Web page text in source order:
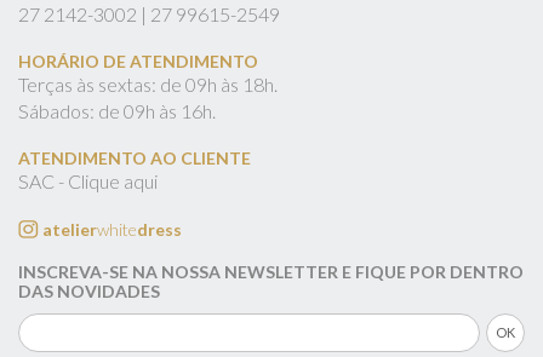
27 2142-3002 | 27 99615-2549
HORÁRIO DE ATENDIMENTO
Terças às sextas: de 09h às 18h.
Sábados: de 09h às 16h.
ATENDIMENTO AO CLIENTE
SAC - Clique aqui
atelierwhitedress
INSCREVA-SE NA NOSSA NEWSLETTER E FIQUE POR DENTRO
DAS NOVIDADES